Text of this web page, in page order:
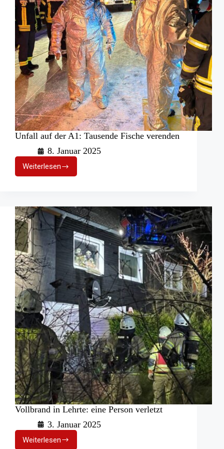
Unfall auf der A1: Tausende Fische verenden
8. Januar 2025
Weiterlesen
Unfall
auf
Tausende
Fische
verenden
Vollbrand in Lehrte: eine Person verletzt
3. Januar 2025
Weiterlesen
Vollbrand